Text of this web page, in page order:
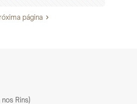
página
Rins)